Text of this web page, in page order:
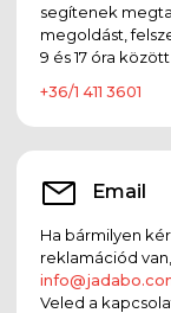
segítenek
megoldást,
9 és 17 óra
+36/1 411 3601
Email
Ha bármilyen
reklamációd
Veled a